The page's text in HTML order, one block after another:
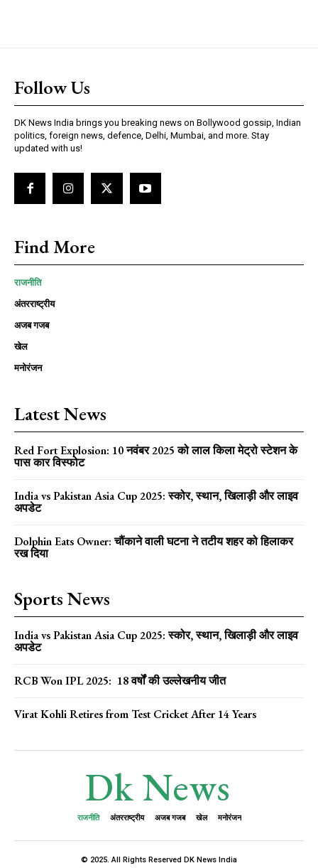
Follow Us
DK News India brings you breaking news on Bollywood gossip, Indian
politics, foreign news, defence, Delhi, Mumbai, and more. Stay
updated with us!
Find More
राजनीति
अंतरराष्ट्रीय
अजब गजब
खेल
मनोरंजन
Latest News
Red Fort Explosion: 10 नवंबर 2025 को लाल किला मेट्रो स्टेशन के
पास कार विस्फोट
India vs Pakistan Asia Cup 2025: स्कोर, स्थान, खिलाड़ी और लाइव
अपडेट
Dolphin Eats Owner: चौंकाने वाली घटना ने तटीय शहर को हिलाकर
रख दिया
Sports News
India vs Pakistan Asia Cup 2025: स्कोर, स्थान, खिलाड़ी और लाइव
अपडेट
RCB Won IPL 2025: 18 वर्षों की उल्लेखनीय जीत
Virat Kohli Retires from Test Cricket After 14 Years
Dk News
राजनीति अंतरराष्ट्रीय अजब गजब खेल मनोरंजन
© 2025. All Rights Reserved DK News India